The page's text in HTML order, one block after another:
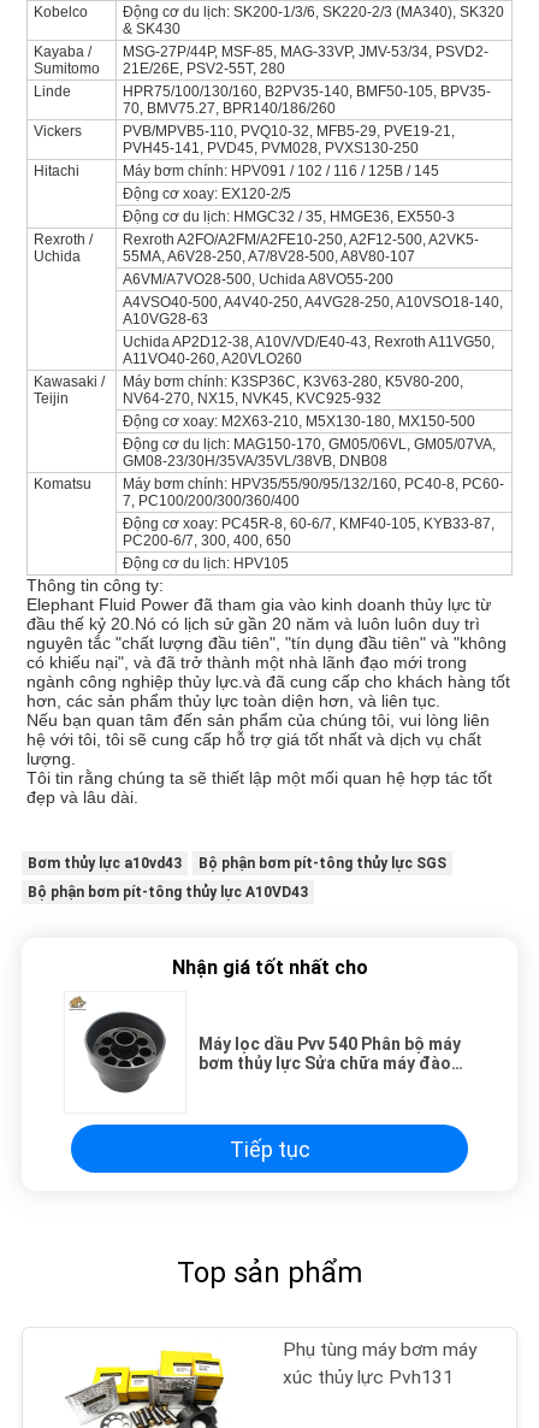
Kobelco
Động cơ du lịch: SK200-1/3/6, SK220-2/3 (MA340), SK320
& SK430
Kayaba /
Sumitomo
MSG-27P/44P, MSF-85, MAG-33VP, JMV-53/34, PSVD2-
21E/26E, PSV2-55T, 280
Linde
HPR75/100/130/160, B2PV35-140, BMF50-105, BPV35-
70, BMV75.27, BPR140/186/260
Vickers
PVB/MPVB5-110, PVQ10-32, MFB5-29, PVE19-21,
PVH45-141, PVD45, PVM028, PVXS130-250
Hitachi
Máy bơm chính: HPV091 / 102 / 116 / 125B / 145
Động cơ xoay: EX120-2/5
Động cơ du lịch: HMGC32 / 35, HMGE36, EX550-3
Rexroth /
Uchida
Rexroth A2FO/A2FM/A2FE10-250, A2F12-500, A2VK5-
55MA, A6V28-250, A7/8V28-500, A8V80-107
A6VM/A7VO28-500, Uchida A8VO55-200
A4VSO40-500, A4V40-250, A4VG28-250, A10VSO18-140,
A10VG28-63
Uchida AP2D12-38, A10V/VD/E40-43, Rexroth A11VG50,
A11VO40-260, A20VLO260
Kawasaki /
Teijin
Máy bơm chính: K3SP36C, K3V63-280, K5V80-200,
NV64-270, NX15, NVK45, KVC925-932
Động cơ xoay: M2X63-210, M5X130-180, MX150-500
Động cơ du lịch: MAG150-170, GM05/06VL, GM05/07VA,
GM08-23/30H/35VA/35VL/38VB, DNB08
Komatsu
Máy bơm chính: HPV35/55/90/95/132/160, PC40-8, PC60-
7, PC100/200/300/360/400
Động cơ xoay: PC45R-8, 60-6/7, KMF40-105, KYB33-87,
PC200-6/7, 300, 400, 650
Động cơ du lịch: HPV105
Thông tin công ty:
Elephant Fluid Power đã tham gia vào kinh doanh thủy lực từ
đầu thế kỷ 20.Nó có lịch sử gần 20 năm và luôn luôn duy trì
nguyên tắc "chất lượng đầu tiên", "tín dụng đầu tiên" và "không
có khiếu nại", và đã trở thành một nhà lãnh đạo mới trong
ngành công nghiệp thủy lực.và đã cung cấp cho khách hàng tốt
hơn, các sản phẩm thủy lực toàn diện hơn, và liên tục.
Nếu bạn quan tâm đến sản phẩm của chúng tôi, vui lòng liên
hệ với tôi, tôi sẽ cung cấp hỗ trợ giá tốt nhất và dịch vụ chất
lượng.
Tôi tin rằng chúng ta sẽ thiết lập một mối quan hệ hợp tác tốt
đẹp và lâu dài.
Bơm thủy lực a10vd43
Bộ phận bơm pít-tông thủy lực SGS
Bộ phận bơm pít-tông thủy lực A10VD43
Nhận giá tốt nhất cho
Máy lọc dầu Pvv 540 Phân bộ máy
bơm thủy lực Sửa chữa máy đào
Tiếp tục
Top sản phẩm
Phụ tùng máy bơm máy
xúc thủy lực Pvh131